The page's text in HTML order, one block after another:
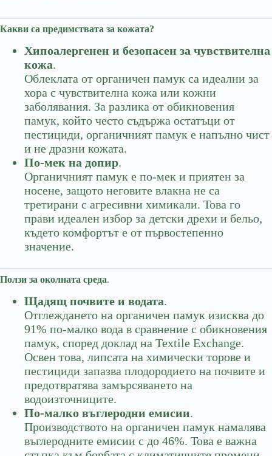
Какви са предимствата за кожата?
Хипоалергенен и безопасен за чувствителна
кожа.
Облеклата от органичен памук са идеални за
хора с чувствителна кожа или кожни
заболявания. За разлика от обикновения
памук, който често съдържа остатъци от
пестициди, органичният памук е напълно чист
и не дразни кожата.
По-мек на допир.
Органичният памук е по-мек и приятен за
носене, защото неговите влакна не са
третирани с агресивни химикали. Това го
прави идеален избор за детски дрехи и бельо,
където комфортът е от първостепенно
значение.
Ползи за околната среда.
Щадящ почвите и водата.
Отглеждането на органичен памук изисква до
91% по-малко вода в сравнение с обикновения
памук, според доклад на Textile Exchange.
Освен това, липсата на химически торове и
пестициди запазва плодородието на почвите и
предотвратява замърсяването на
водоизточниците.
По-малко въглеродни емисии.
Производството на органичен памук намалява
въглеродните емисии с до 46%. Това е важна